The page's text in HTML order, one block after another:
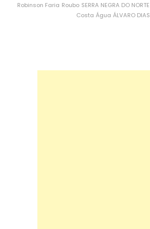
Robinson Faria Roubo SERRA NEGRA DO NORTE
Costa Água ÁLVARO DIAS